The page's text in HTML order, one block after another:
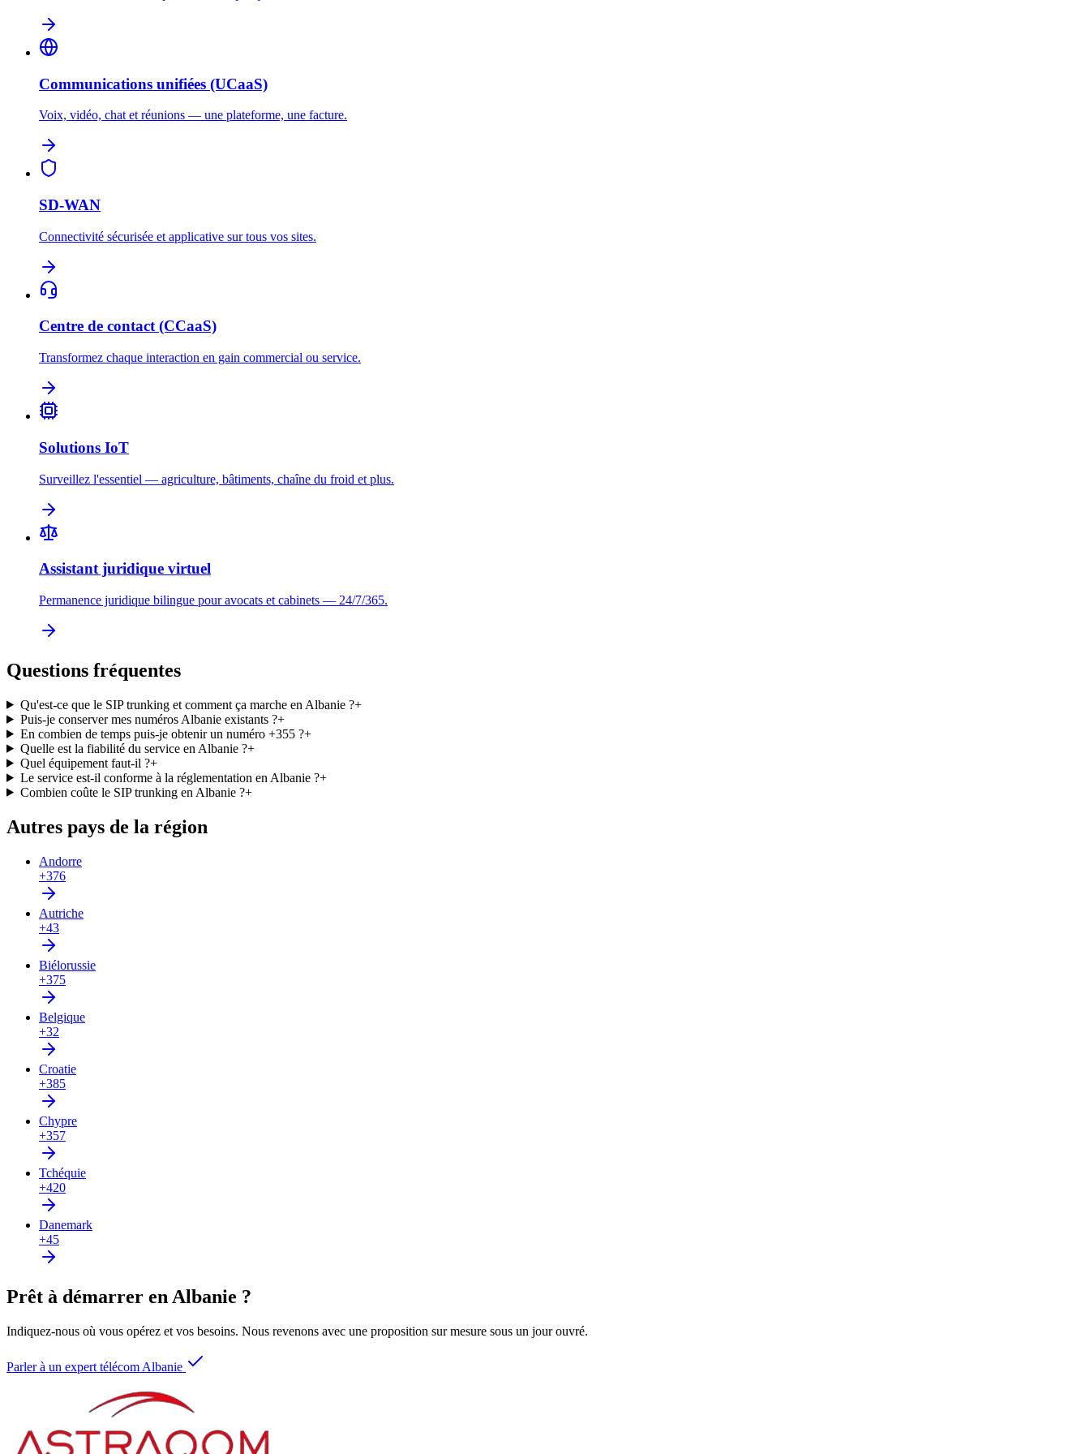
Communications unifiées (UCaaS)
Voix, vidéo, chat et réunions — une plateforme, une facture.
SD-WAN
Connectivité sécurisée et applicative sur tous vos sites.
Centre de contact (CCaaS)
Transformez chaque interaction en gain commercial ou service.
Solutions IoT
Surveillez l'essentiel — agriculture, bâtiments, chaîne du froid et plus.
Assistant juridique virtuel
Permanence juridique bilingue pour avocats et cabinets — 24/7/365.
Questions fréquentes
Qu'est-ce que le SIP trunking et comment ça marche en Albanie ?+
Puis-je conserver mes numéros Albanie existants ?+
En combien de temps puis-je obtenir un numéro +355 ?+
Quelle est la fiabilité du service en Albanie ?+
Quel équipement faut-il ?+
Le service est-il conforme à la réglementation en Albanie ?+
Combien coûte le SIP trunking en Albanie ?+
Autres pays de la région
Andorre
+376
Autriche
+43
Biélorussie
+375
Belgique
+32
Croatie
+385
Chypre
+357
Tchéquie
+420
Danemark
+45
Prêt à démarrer en Albanie ?
Indiquez-nous où vous opérez et vos besoins. Nous revenons avec une proposition sur mesure sous un jour ouvré.
Parler à un expert télécom Albanie